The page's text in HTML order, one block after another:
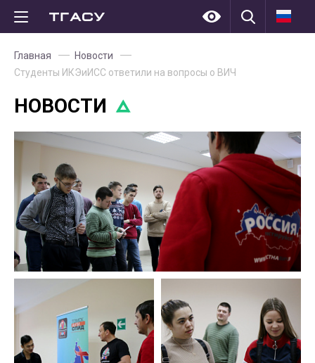
Главная
Новости
Студенты ИКЭиИСС ответили на вопросы о ВИЧ
НОВОСТИ